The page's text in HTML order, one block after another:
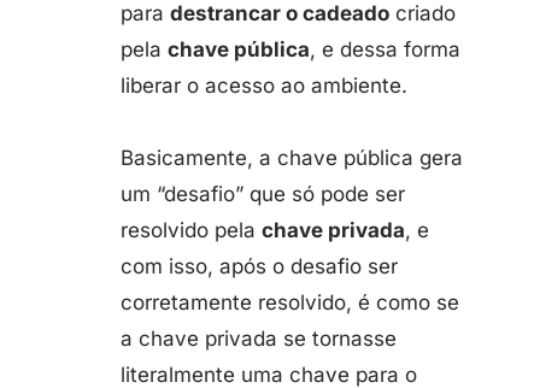
para destrancar o cadeado criado
pela chave pública, e dessa forma
liberar o acesso ao ambiente.
Basicamente, a chave pública gera
um “desafio” que só pode ser
resolvido pela chave privada, e
com isso, após o desafio ser
corretamente resolvido, é como se
a chave privada se tornasse
literalmente uma chave para o